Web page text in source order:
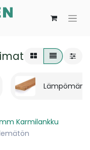
Karmilankku